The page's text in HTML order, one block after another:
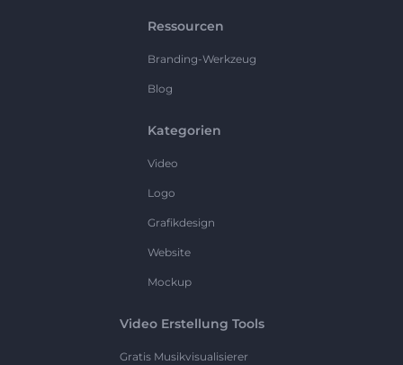
Ressourcen
Branding-Werkzeug
Blog
Kategorien
Video
Logo
Grafikdesign
Website
Mockup
Video Erstellung Tools
Gratis Musikvisualisierer